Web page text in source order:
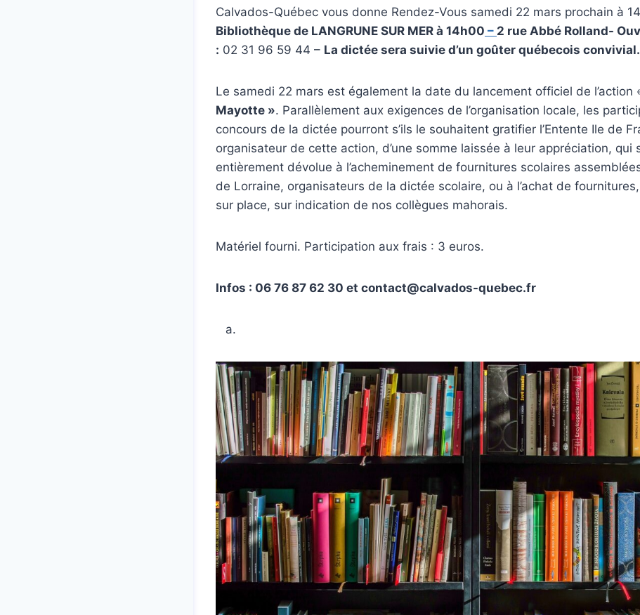
Calvados-Québec vous donne Rendez-Vous samedi 22 mars prochain à
Bibliothèque de LANGRUNE SUR MER à 14h00 – 2 rue Abbé Rolland-
: 02 31 96 59 44 – La dictée sera suivie d’un goûter québecois convivial.
Le samedi 22 mars est également la date du lancement officiel de l’action
Mayotte ». Parallèlement aux exigences de l’organisation locale, les
concours de la dictée pourront s’ils le souhaitent gratifier l’Entente Ile de
organisateur de cette action, d’une somme laissée à leur appréciation, qui
entièrement dévolue à l’acheminement de fournitures scolaires
de Lorraine, organisateurs de la dictée scolaire, ou à l’achat de
sur place, sur indication de nos collègues mahorais.
Matériel fourni. Participation aux frais : 3 euros.
Infos : 06 76 87 62 30 et contact@calvados-quebec.fr